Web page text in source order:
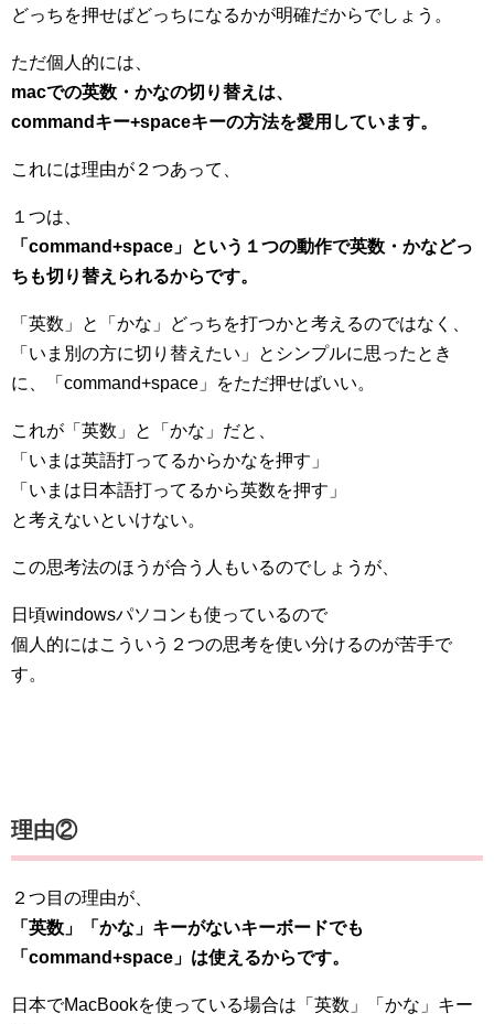
どっちを押せばどっちになるかが明確だからでしょう。
ただ個人的には、
macでの英数・かなの切り替えは、
commandキー+spaceキーの方法を愛用しています。
これには理由が２つあって、
１つは、
「command+space」という１つの動作で英数・かなどっ
ちも切り替えられるからです。
「英数」と「かな」どっちを打つかと考えるのではなく、
「いま別の方に切り替えたい」とシンプルに思ったとき
に、「command+space」をただ押せばいい。
これが「英数」と「かな」だと、
「いまは英語打ってるからかなを押す」
「いまは日本語打ってるから英数を押す」
と考えないといけない。
この思考法のほうが合う人もいるのでしょうが、
日頃windowsパソコンも使っているので
個人的にはこういう２つの思考を使い分けるのが苦手で
す。
理由②
２つ目の理由が、
「英数」「かな」キーがないキーボードでも
「command+space」は使えるからです。
日本でMacBookを使っている場合は「英数」「かな」キー